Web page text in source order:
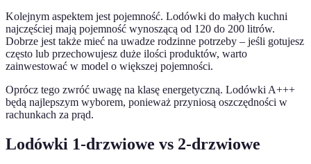
Kolejnym aspektem jest pojemność. Lodówki do małych kuchni
najczęściej mają pojemność wynoszącą od 120 do 200 litrów.
Dobrze jest także mieć na uwadze rodzinne potrzeby – jeśli gotujesz
często lub przechowujesz duże ilości produktów, warto
zainwestować w model o większej pojemności.
Oprócz tego zwróć uwagę na klasę energetyczną. Lodówki A+++
będą najlepszym wyborem, ponieważ przyniosą oszczędności w
rachunkach za prąd.
Lodówki 1-drzwiowe vs 2-drzwiowe